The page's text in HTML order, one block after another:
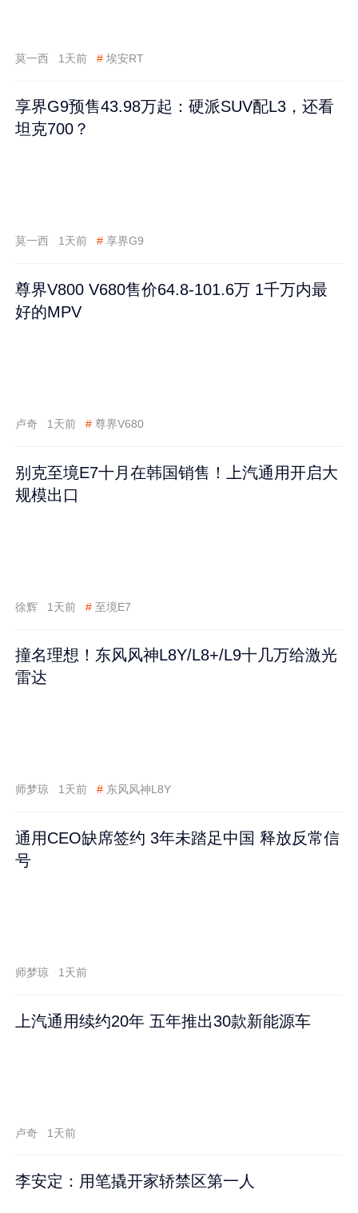
莫一西 1天前 # 埃安RT
享界G9预售43.98万起：硬派SUV配L3，还看
坦克700？
莫一西 1天前 # 享界G9
尊界V800 V680售价64.8-101.6万 1千万内最
好的MPV
卢奇 1天前 # 尊界V680
别克至境E7十月在韩国销售！上汽通用开启大
规模出口
徐辉 1天前 # 至境E7
撞名理想！东风风神L8Y/L8+/L9十几万给激光
雷达
师梦琼 1天前 # 东风风神L8Y
通用CEO缺席签约 3年未踏足中国 释放反常信
号
师梦琼 1天前
上汽通用续约20年 五年推出30款新能源车
卢奇 1天前
李安定：用笔撬开家轿禁区第一人